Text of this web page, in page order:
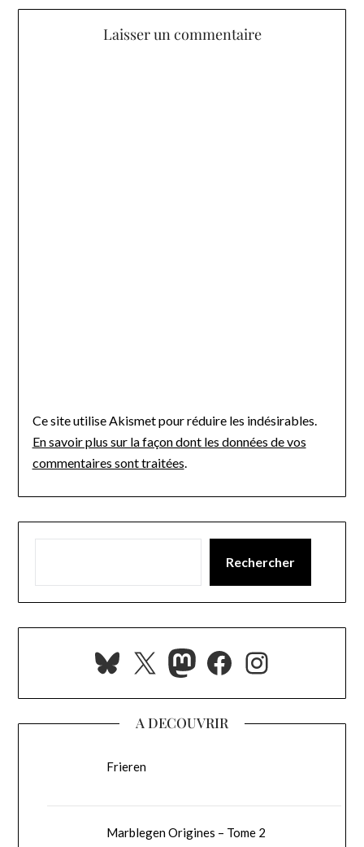
Laisser un commentaire
Ce site utilise Akismet pour réduire les indésirables.
En savoir plus sur la façon dont les données de vos
commentaires sont traitées.
Rechercher
Bluesky
X Mastodon
Facebook
A DECOUVRIR
Frieren
Marblegen Origines – Tome 2